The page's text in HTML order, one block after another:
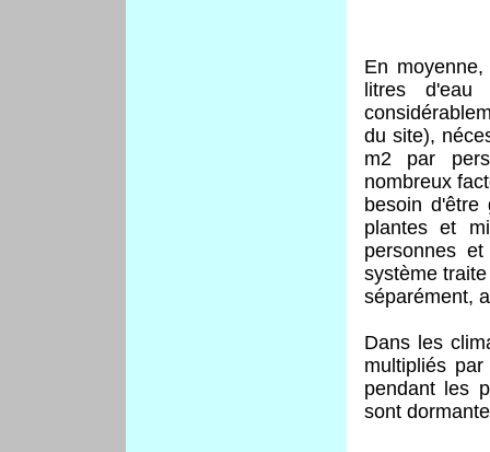
En
litres d'eau
du site),
m2 par
nombreux
besoin
plantes et
personnes
système
séparément,
Dans les
multipliés
pendant les
sont